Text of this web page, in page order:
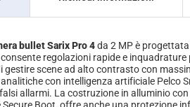
bullet Sarix Pro 4da 2 MP è
regolazioni rapide e
gestire scene ad alto contrasto con
con intelligenza artificiale Pelco
allarmi. La costruzione in alluminio